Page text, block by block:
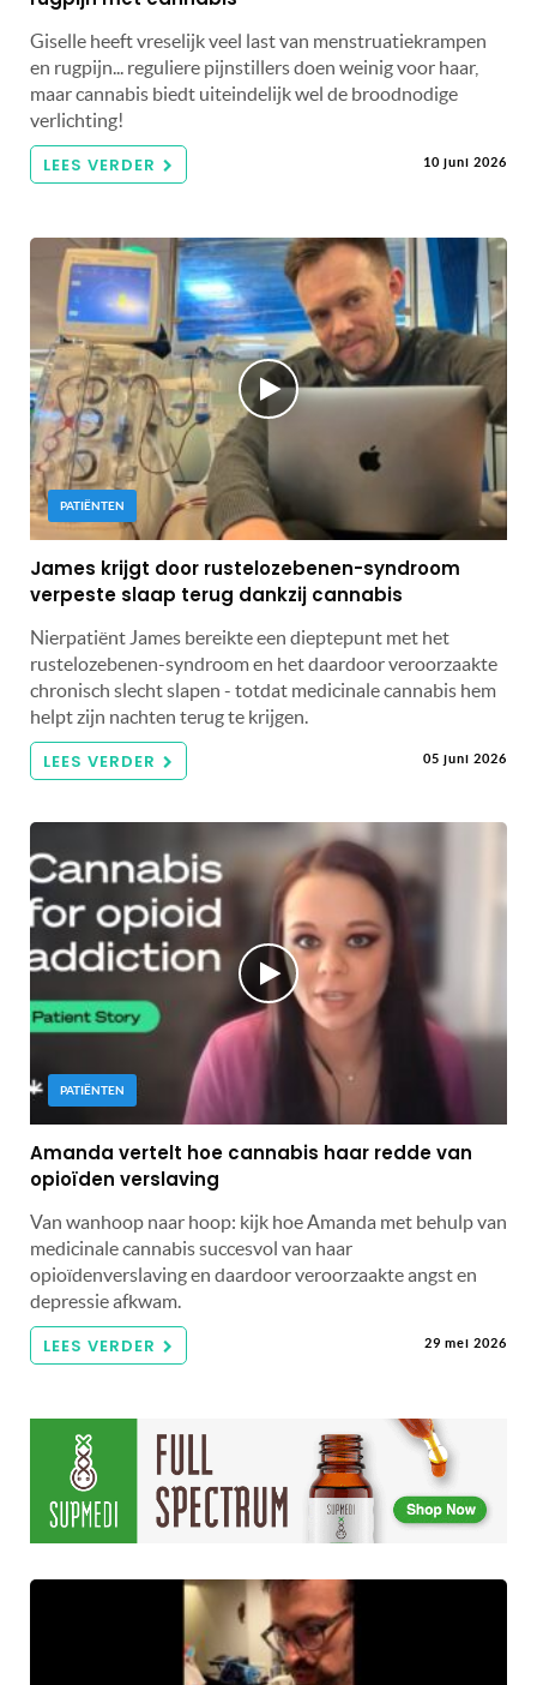
Giselle heeft vreselijk veel last van menstruatiekrampen
en rugpijn... reguliere pijnstillers doen weinig voor haar,
maar cannabis biedt uiteindelijk wel de broodnodige
verlichting!
LEES VERDER 10 juni 2026
PATIËNTEN
James krijgt door rustelozebenen-syndroom
verpeste slaap terug dankzij cannabis
Nierpatiënt James bereikte een dieptepunt met het
rustelozebenen-syndroom en het daardoor veroorzaakte
chronisch slecht slapen - totdat medicinale cannabis hem
helpt zijn nachten terug te krijgen.
LEES VERDER 05 juni 2026
PATIËNTEN
Amanda vertelt hoe cannabis haar redde van
opioïden verslaving
Van wanhoop naar hoop: kijk hoe Amanda met behulp van
medicinale cannabis succesvol van haar
opioïdenverslaving en daardoor veroorzaakte angst en
depressie afkwam.
LEES VERDER 29 mei 2026